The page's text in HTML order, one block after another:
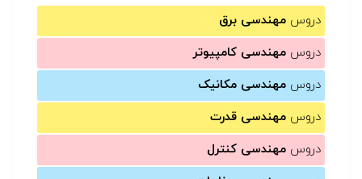
دروس مهندسی برق
دروس مهندسی کامپیوتر
دروس مهندسی مکانیک
دروس مهندسی قدرت
دروس مهندسی کنترل